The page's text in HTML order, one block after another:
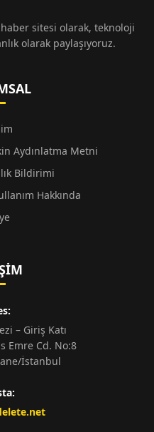
sitesi olarak, teknoloji
olarak paylaşıyoruz.
Aydınlatma Metni
Bildirimi
Hakkında
– Giriş Katı
Emre Cd. No:8
İstanbul